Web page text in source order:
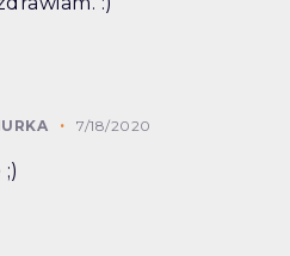
7/18/2020